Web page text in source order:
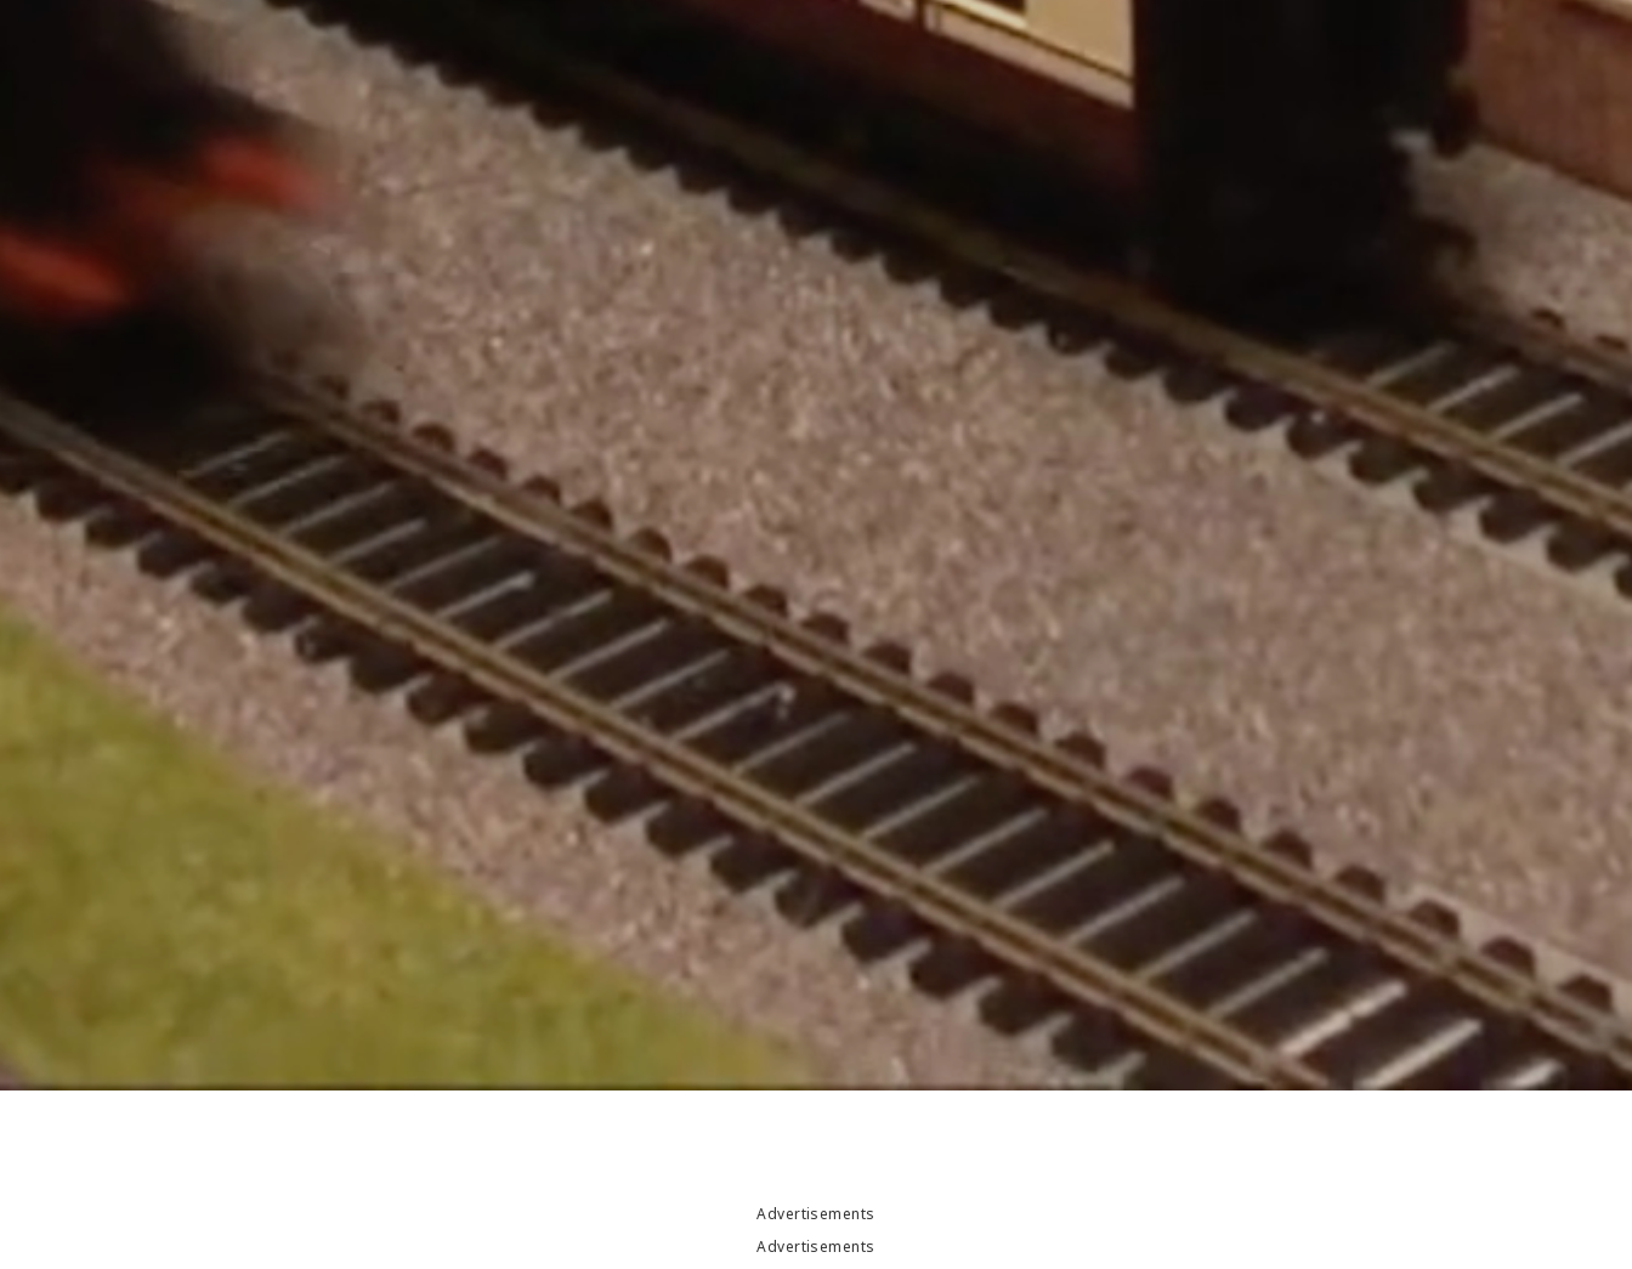
Advertisements
Advertisements